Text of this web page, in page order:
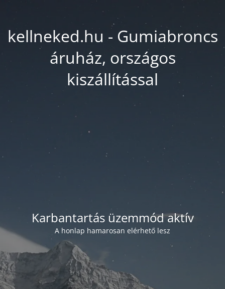
kellneked.hu - Gumiabroncs
áruház, országos
kiszállítással
Karbantartás üzemmód aktív
A honlap hamarosan elérhető lesz